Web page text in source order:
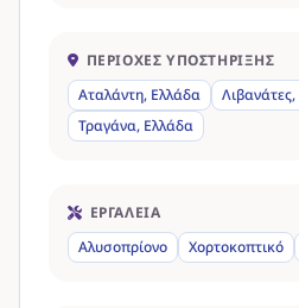
ΠΕΡΙΟΧΈΣ ΥΠΟΣΤΉΡΙΞΗΣ
Αταλάντη, Ελλάδα
Τραγάνα, Ελλάδα
ΕΡΓΑΛΕΊΑ
Αλυσοπρίονο
Χορτοκοπτικό